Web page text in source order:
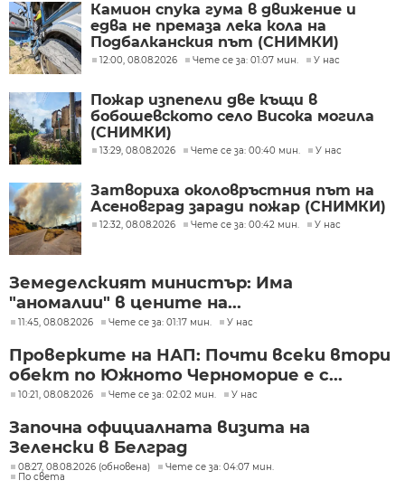
Камион спука гума в движение и
едва не премаза лека кола на
Подбалканския път (СНИМКИ)
12:00, 08.08.2026 Чете се за: 01:07 мин. У нас
Пожар изпепели две къщи в
бобошевското село Висока могила
(СНИМКИ)
13:29, 08.08.2026 Чете се за: 00:40 мин. У нас
Затвориха околовръстния път на
Асеновград заради пожар (СНИМКИ)
12:32, 08.08.2026 Чете се за: 00:42 мин. У нас
Земеделският министър: Има
"аномалии" в цените на...
11:45, 08.08.2026 Чете се за: 01:17 мин. У нас
Проверките на НАП: Почти всеки втори
обект по Южното Черноморие е с...
10:21, 08.08.2026 Чете се за: 02:02 мин. У нас
Започна официалната визита на
Зеленски в Белград
08:27, 08.08.2026 (обновена)
Чете се за: 04:07 мин.
По света